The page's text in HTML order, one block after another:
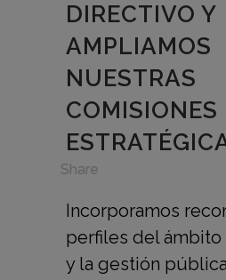
DIRECTIVO Y
AMPLIAMOS
NUESTRAS
COMISIONES
Share
Incorporamos
perfiles del ámbito
y la gestión